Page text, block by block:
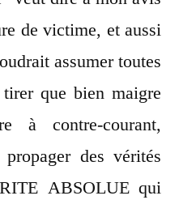
de victime, et aussi
assumer toutes
que bien maigre
à contre-courant,
des vérités
ABSOLUE qui